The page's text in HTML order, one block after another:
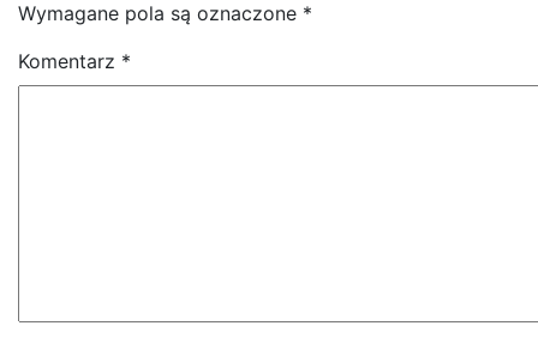
Wymagane pola są oznaczone *
Komentarz *